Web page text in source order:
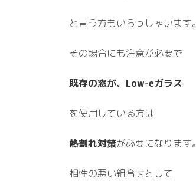
と言う方もいらっしゃいます。
その場合にも注意が必要で
既存の窓が、Low-eガラス
を使用している方は
熱割れ対策が必要になります。
相性の悪い組合せとして